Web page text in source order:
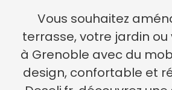
Vous souhaitez
terrasse, votre jardin
à Grenoble avec du
design, confortable et